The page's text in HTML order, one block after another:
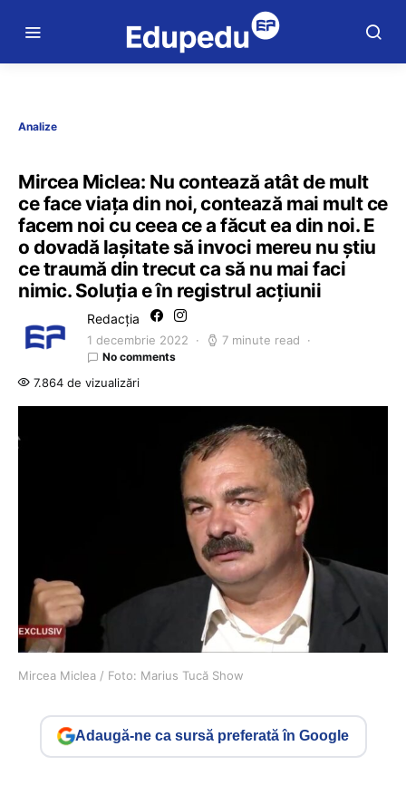
Analize
Mircea Miclea: Nu contează atât de mult
ce face viața din noi, contează mai mult ce
facem noi cu ceea ce a făcut ea din noi. E
o dovadă lașitate să invoci mereu nu știu
ce traumă din trecut ca să nu mai faci
nimic. Soluția e în registrul acțiunii
Redacția
1 decembrie 2022 7 minute read
No comments
7.864 de vizualizări
Mircea Miclea / Foto: Marius Tucă Show
Adaugă-ne ca sursă preferată în Google